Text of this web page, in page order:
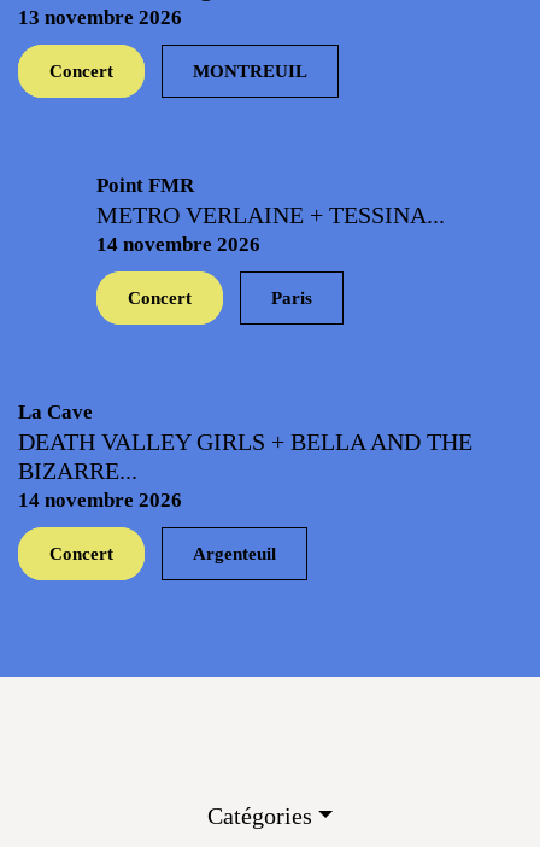
13 novembre 2026
Concert MONTREUIL
Point FMR
METRO VERLAINE + TESSINA...
14 novembre 2026
Concert Paris
La Cave
DEATH VALLEY GIRLS + BELLA AND THE
BIZARRE...
14 novembre 2026
Concert Argenteuil
Catégories